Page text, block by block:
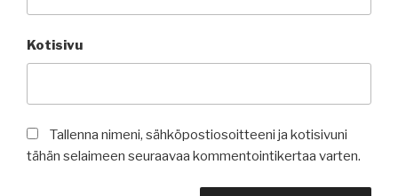
Kotisivu
Tallenna nimeni, sähköpostiosoitteeni ja kotisivuni
tähän selaimeen seuraavaa kommentointikertaa varten.